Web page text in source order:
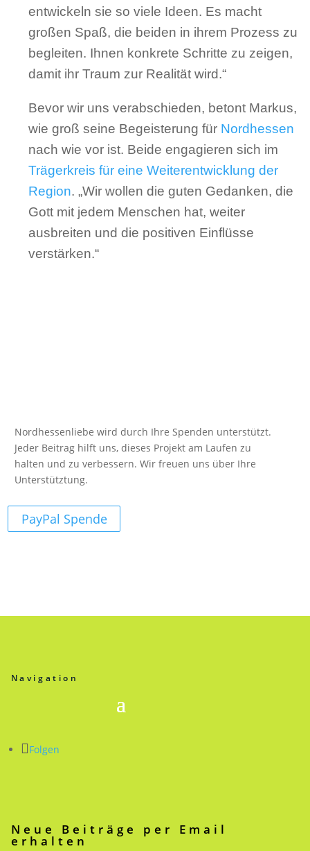
entwickeln sie so viele Ideen. Es macht
großen Spaß, die beiden in ihrem Prozess zu
begleiten. Ihnen konkrete Schritte zu zeigen,
damit ihr Traum zur Realität wird.“
Bevor wir uns verabschieden, betont Markus,
wie groß seine Begeisterung für Nordhessen
nach wie vor ist. Beide engagieren sich im
Trägerkreis für eine Weiterentwicklung der
Region. „Wir wollen die guten Gedanken, die
Gott mit jedem Menschen hat, weiter
ausbreiten und die positiven Einflüsse
verstärken.“
Nordhessenliebe wird durch Ihre Spenden unterstützt.
Jeder Beitrag hilft uns, dieses Projekt am Laufen zu
halten und zu verbessern. Wir freuen uns über Ihre
Unterstütztung.
PayPal Spende
Navigation
Folgen
Neue Beiträge per Email
erhalten